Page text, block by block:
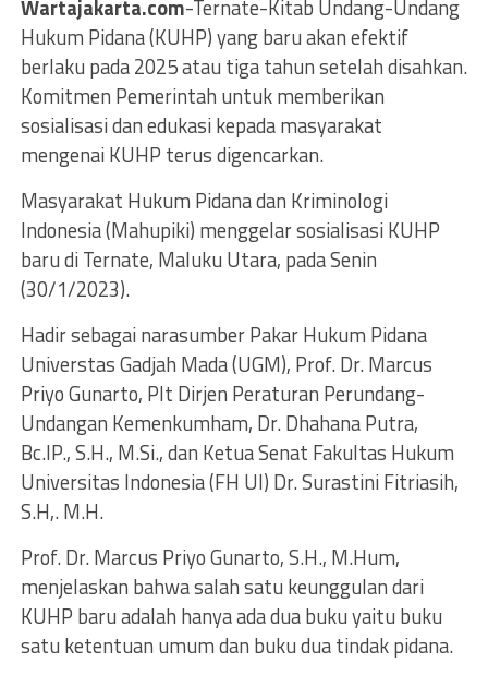
Wartajakarta.com-Ternate-Kitab Undang-Undang
Hukum Pidana (KUHP) yang baru akan efektif
berlaku pada 2025 atau tiga tahun setelah disahkan.
Komitmen Pemerintah untuk memberikan
sosialisasi dan edukasi kepada masyarakat
mengenai KUHP terus digencarkan.
Masyarakat Hukum Pidana dan Kriminologi
Indonesia (Mahupiki) menggelar sosialisasi KUHP
baru di Ternate, Maluku Utara, pada Senin
(30/1/2023).
Hadir sebagai narasumber Pakar Hukum Pidana
Universtas Gadjah Mada (UGM), Prof. Dr. Marcus
Priyo Gunarto, Plt Dirjen Peraturan Perundang-
Undangan Kemenkumham, Dr. Dhahana Putra,
Bc.IP., S.H., M.Si., dan Ketua Senat Fakultas Hukum
Universitas Indonesia (FH UI) Dr. Surastini Fitriasih,
S.H,. M.H.
Prof. Dr. Marcus Priyo Gunarto, S.H., M.Hum,
menjelaskan bahwa salah satu keunggulan dari
KUHP baru adalah hanya ada dua buku yaitu buku
satu ketentuan umum dan buku dua tindak pidana.